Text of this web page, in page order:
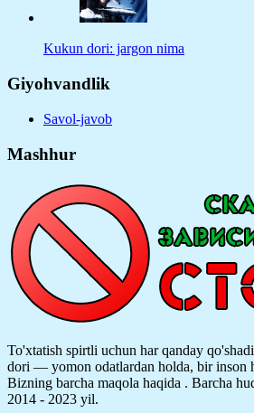
Kukun dori: jargon nima
Giyohvandlik
Savol-javob
Mashhur
To'xtatish spirtli uchun har qanday
dori — yomon odatlardan holda, bir inson
Bizning barcha maqola haqida . Barcha
2014 - 2023 yil.